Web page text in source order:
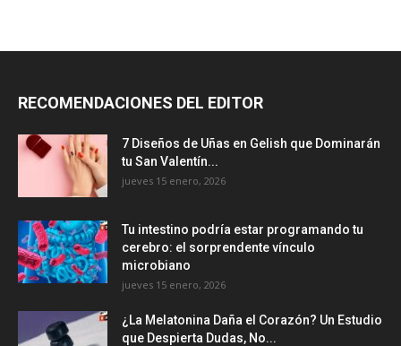
RECOMENDACIONES DEL EDITOR
7 Diseños de Uñas en Gelish que Dominarán
tu San Valentín...
jueves 15 enero, 2026
Tu intestino podría estar programando tu
cerebro: el sorprendente vínculo
microbiano
jueves 15 enero, 2026
¿La Melatonina Daña el Corazón? Un Estudio
que Despierta Dudas, No...